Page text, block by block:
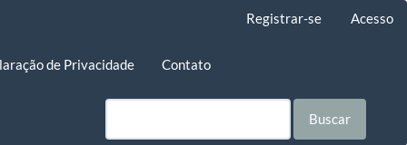
Registrar-se Acesso
de Privacidade Contato
Buscar